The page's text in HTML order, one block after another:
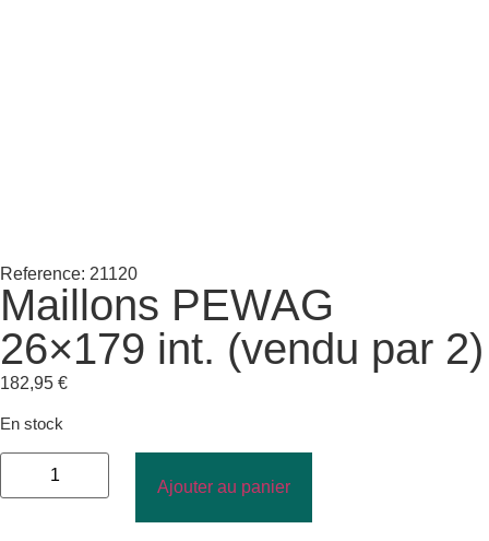
Reference: 21120
Maillons PEWAG
26×179 int. (vendu par 2)
182,95 €
En stock
Ajouter au panier